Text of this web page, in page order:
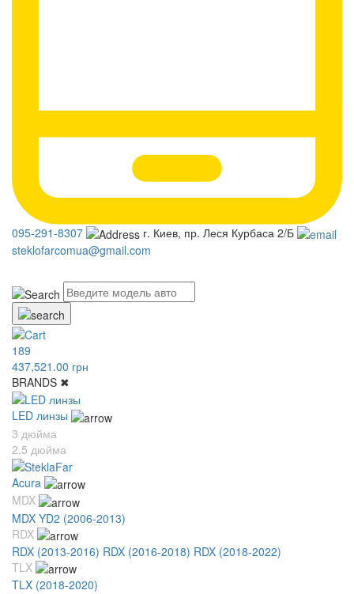
095-291-8307
г. Киев, пр. Леся Курбаса 2/Б
steklofarcomua@gmail.com
189
437,521.00 грн
BRANDS ✖
LED линзы
3 дюйма
2.5 дюйма
Acura
MDX
MDX YD2 (2006-2013)
RDX
RDX (2013-2016) RDX (2016-2018) RDX (2018-2022)
TLX
TLX (2018-2020)